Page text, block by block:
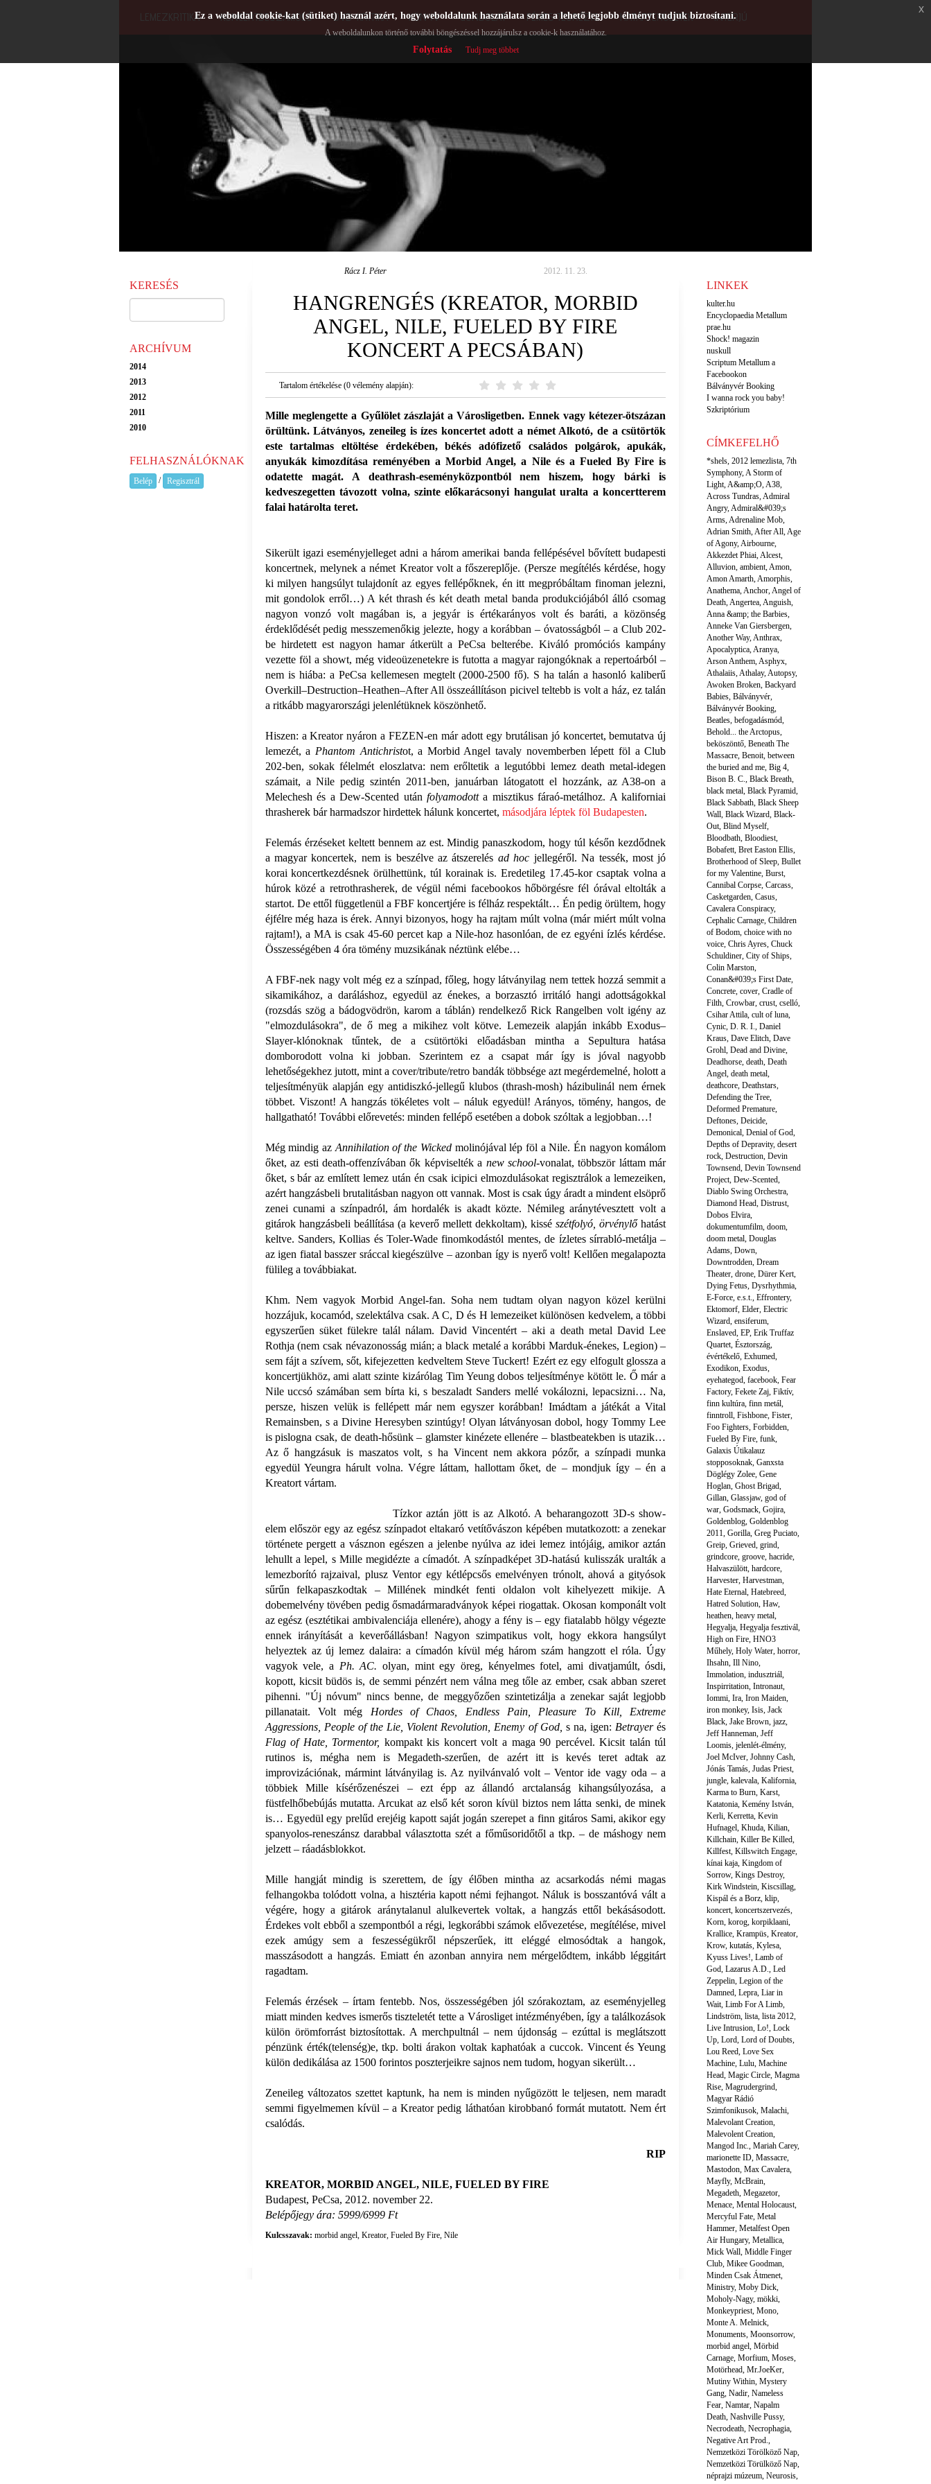
LEMEZKRITIKA KONCERTBESZÁMOLÓ DVD-KRITIKA KÖNYV GONDOLAT FÉMES TEORÉZIS HATÁRTERÜLETEK INTERJÚ
Rácz I. Péter 2012. 11. 23.
HANGRENGÉS (KREATOR, MORBID
ANGEL, NILE, FUELED BY FIRE
KONCERT A PECSÁBAN)
Tartalom értékelése (0 vélemény alapján):
Mille meglengette a Gyűlölet zászlaját a Városligetben. Ennek vagy kétezer-ötszázan
örültünk. Látványos, zeneileg is ízes koncertet adott a német Alkotó, de a csütörtök
este tartalmas eltöltése érdekében, békés adófizető családos polgárok, apukák,
anyukák kimozdítása reményében a Morbid Angel, a Nile és a Fueled By Fire is
odatette magát. A deathrash-eseményközpontból nem hiszem, hogy bárki is
kedveszegetten távozott volna, szinte előkarácsonyi hangulat uralta a koncertterem
falai határolta teret.
Sikerült igazi eseményjelleget adni a három amerikai banda fellépésével bővített budapesti
koncertnek, melynek a német Kreator volt a főszereplője. (Persze megítélés kérdése, hogy
ki milyen hangsúlyt tulajdonít az egyes fellépőknek, én itt megpróbáltam finoman jelezni,
mit gondolok erről…) A két thrash és két death metal banda produkciójából álló csomag
nagyon vonzó volt magában is, a jegyár is értékarányos volt és baráti, a közönség
érdeklődését pedig messzemenőkig jelezte, hogy a korábban – óvatosságból – a Club 202-
be hirdetett est nagyon hamar átkerült a PeCsa belterébe. Kiváló promóciós kampány
vezette föl a showt, még videoüzenetekre is futotta a magyar rajongóknak a repertoárból –
nem is hiába: a PeCsa kellemesen megtelt (2000-2500 fő). S ha talán a hasonló kaliberű
Overkill–Destruction–Heathen–After All összeállításon picivel teltebb is volt a ház, ez talán
a ritkább magyarországi jelenlétüknek köszönhető.
Hiszen: a Kreator nyáron a FEZEN-en már adott egy brutálisan jó koncertet, bemutatva új
lemezét, a Phantom Antichristot, a Morbid Angel tavaly novemberben lépett föl a Club
202-ben, sokak félelmét eloszlatva: nem erőltetik a legutóbbi lemez death metal-idegen
számait, a Nile pedig szintén 2011-ben, januárban látogatott el hozzánk, az A38-on a
Melechesh és a Dew-Scented után folyamodotta misztikus fáraó-metálhoz. A kaliforniai
thrasherek bár harmadszor hirdettek hálunk koncertet, másodjára léptek föl Budapesten.
Felemás érzéseket keltett bennem az est. Mindig panaszkodom, hogy túl későn kezdődnek
a magyar koncertek, nem is beszélve az átszerelés ad hoc jellegéről. Na tessék, most jó
korai koncertkezdésnek örülhettünk, túl korainak is. Eredetileg 17.45-kor csaptak volna a
húrok közé a retrothrasherek, de végül némi facebookos hőbörgésre fél órával eltolták a
startot. De ettől függetlenül a FBF koncertjére is félház respektált… Én pedig örültem, hogy
éjfélre még haza is érek. Annyi bizonyos, hogy ha rajtam múlt volna (már miért múlt volna
rajtam!), a MA is csak 45-60 percet kap a Nile-hoz hasonlóan, de ez egyéni ízlés kérdése.
Összességében 4 óra tömény muzsikának néztünk elébe…
A FBF-nek nagy volt még ez a színpad, főleg, hogy látványilag nem tettek hozzá semmit a
sikamikához, a daráláshoz, egyedül az énekes, a borzasztó irritáló hangi adottságokkal
(rozsdás szög a bádogvödrön, karom a táblán) rendelkező Rick Rangelben volt igény az
"elmozdulásokra", de ő meg a mikihez volt kötve. Lemezeik alapján inkább Exodus–
Slayer-klónoknak tűntek, de a csütörtöki előadásban mintha a Sepultura hatása
domborodott volna ki jobban. Szerintem ez a csapat már így is jóval nagyobb
lehetőségekhez jutott, mint a cover/tribute/retro bandák többsége azt megérdemelné, holott a
teljesítményük alapján egy antidiszkó-jellegű klubos (thrash-mosh) házibulinál nem érnek
többet. Viszont! A hangzás tökéletes volt – náluk egyedül! Arányos, tömény, hangos, de
hallgatható! További előrevetés: minden fellépő esetében a dobok szóltak a legjobban…!
Még mindig az Annihilation of the Wickedmolinójával lép föl a Nile. Én nagyon komálom
őket, az esti death-offenzívában ők képviselték a new school-vonalat, többször láttam már
őket, s bár az említett lemez után én csak icipici elmozdulásokat regisztrálok a lemezeiken,
azért hangzásbeli brutalitásban nagyon ott vannak. Most is csak úgy áradt a mindent elsöprő
zenei cunami a színpadról, ám hordalék is akadt közte. Némileg aránytévesztett volt a
gitárok hangzásbeli beállítása (a keverő mellett dekkoltam), kissészétfolyó, örvénylőhatást
keltve. Sanders, Kollias és Toler-Wade finomkodástól mentes, de ízletes sírrabló-metálja –
az igen fiatal basszer sráccal kiegészülve – azonban így is nyerő volt! Kellően megalapozta
fülileg a továbbiakat.
Khm. Nem vagyok Morbid Angel-fan. Soha nem tudtam olyan nagyon közel kerülni
hozzájuk, kocamód, szelektálva csak. A C, D és H lemezeiket különösen kedvelem, a többi
egyszerűen süket fülekre talál nálam. David Vincentért – aki a death metal David Lee
Rothja (nem csak névazonosság mián; a black metalé a korábbi Marduk-énekes, Legion) –
sem fájt a szívem, sőt, kifejezetten kedveltem Steve Tuckert! Ezért ez egy elfogult glossza a
koncertjükhöz, ami alatt szinte kizárólag Tim Yeung dobos teljesítménye kötött le. Ő már a
Nile uccsó számában sem bírta ki, s beszaladt Sanders mellé vokálozni, lepacsizni… Na,
persze, hiszen velük is fellépett már nem egyszer korábban! Imádtam a játékát a Vital
Remainsben, s a Divine Heresyben szintúgy! Olyan látványosan dobol, hogy Tommy Lee
is pislogna csak, de death-hősünk – glamster kinézete ellenére – blastbeatekben is utazik…
Az ő hangzásuk is maszatos volt, s ha Vincent nem akkora pózőr, a színpadi munka
egyedül Yeungra hárult volna. Végre láttam, hallottam őket, de – mondjuk így – én a
Kreatort vártam.
Tízkor aztán jött is az Alkotó. A beharangozott 3D-s show-
elem először egy az egész színpadot eltakaró vetítővászon képében mutatkozott: a zenekar
története pergett a vásznon egészen a jelenbe nyúlva az idei lemez intójáig, amikor aztán
lehullt a lepel, s Mille megidézte a címadót. A színpadképet 3D-hatású kulisszák uralták a
lemezborító rajzaival, plusz Ventor egy kétlépcsős emelvényen trónolt, ahová a gityósok
sűrűn felkapaszkodtak – Millének mindkét fenti oldalon volt kihelyezett mikije. A
dobemelvény tövében pedig ősmadármaradványok képei riogattak. Okosan komponált volt
az egész (esztétikai ambivalenciája ellenére), ahogy a fény is – egy fiatalabb hölgy végezte
ennek irányítását a keverőállásban! Nagyon szimpatikus volt, hogy ekkora hangsúlyt
helyeztek az új lemez dalaira: a címadón kívül még három szám hangzott el róla. Úgy
vagyok vele, a Ph. AC. olyan, mint egy öreg, kényelmes fotel, ami divatjamúlt, ósdi,
kopott, kicsit büdös is, de semmi pénzért nem válna meg tőle az ember, csak abban szeret
pihenni. "Új nóvum" nincs benne, de meggyőzően szintetizálja a zenekar saját legjobb
pillanatait. Volt még Hordes of Chaos, Endless Pain, Pleasure To Kill, Extreme
Aggressions, People of the Lie, Violent Revolution, Enemy of God, s na, igen: Betrayerés
Flag of Hate, Tormentor, kompakt kis koncert volt a maga 90 percével. Kicsit talán túl
rutinos is, mégha nem is Megadeth-szerűen, de azért itt is kevés teret adtak az
improvizációnak, mármint látványilag is. Az nyilvánvaló volt – Ventor ide vagy oda – a
többiek Mille kísérőzenészei – ezt épp az állandó arctalanság kihangsúlyozása, a
füstfelhőbebújás mutatta. Arcukat az első két soron kívül biztos nem látta senki, de minek
is… Egyedül egy prelűd erejéig kapott saját jogán szerepet a finn gitáros Sami, akikor egy
spanyolos-reneszánsz darabbal választotta szét a főműsoridőtől a tkp. – de máshogy nem
jelzett – ráadásblokkot.
Mille hangját mindig is szerettem, de így élőben mintha az acsarkodás némi magas
felhangokba tolódott volna, a hisztéria kapott némi fejhangot. Náluk is bosszantóvá vált a
végére, hogy a gitárok aránytalanul alulkevertek voltak, a hangzás ettől bekásásodott.
Érdekes volt ebből a szempontból a régi, legkorábbi számok elővezetése, megítélése, mivel
ezek amúgy sem a feszességükről népszerűek, itt eléggé elmosódtak a hangok,
masszásodott a hangzás. Emiatt én azonban annyira nem mérgelődtem, inkább léggitárt
ragadtam.
Felemás érzések – írtam fentebb. Nos, összességében jól szórakoztam, az eseményjelleg
miatt minden kedves ismerős tiszteletét tette a Városliget intézményében, így a találkozások
külön örömforrást biztosítottak. A merchpultnál – nem újdonság – ezúttal is meglátszott
pénzünk érték(telenség)e, tkp. bolti árakon voltak kaphatóak a cuccok. Vincent és Yeung
külön dedikálása az 1500 forintos poszterjeikre sajnos nem tudom, hogyan sikerült…
Zeneileg változatos szettet kaptunk, ha nem is minden nyűgözött le teljesen, nem maradt
semmi figyelmemen kívül – a Kreator pedig láthatóan kirobbanó formát mutatott. Nem ért
csalódás.
RIP
KREATOR, MORBID ANGEL, NILE, FUELED BY FIRE
Budapest, PeCsa, 2012. november 22.
Belépőjegy ára: 5999/6999 Ft
Kulcsszavak: morbid angel, Kreator, Fueled By Fire, Nile
KERESÉS
ARCHÍVUM
2014
2013
2012
2011
2010
FELHASZNÁLÓKNAK
Belép / Regisztrál
LINKEK
kulter.hu
Encyclopaedia Metallum
prae.hu
Shock! magazin
nuskull
Scriptum Metallum a
Facebookon
Bálványvér Booking
I wanna rock you baby!
Szkriptórium
CÍMKEFELHŐ
*shels,2012 lemezlista,7th
Symphony,A Storm of
Light,A&amp;O,A38,
Across Tundras,Admiral
Angry,Admiral&#039;s
Arms,Adrenaline Mob,
Adrian Smith,After All,Age
of Agony,Airbourne,
Akkezdet Phiai,Alcest,
Alluvion,ambient,Amon,
Amon Amarth,Amorphis,
Anathema,Anchor,Angel of
Death,Angertea,Anguish,
Anna &amp; the Barbies,
Anneke Van Giersbergen,
Another Way,Anthrax,
Apocalyptica,Aranya,
Arson Anthem,Asphyx,
Athalaiis,Athalay,Autopsy,
Awoken Broken,Backyard
Babies,Bálványvér,
Bálványvér Booking,
Beatles,befogadásmód,
Behold... the Arctopus,
beköszöntő,Beneath The
Massacre,Benoit,between
the buried and me,Big 4,
Bison B. C.,Black Breath,
black metal,Black Pyramid,
Black Sabbath,Black Sheep
Wall,Black Wizard,Black-
Out,Blind Myself,
Bloodbath,Bloodiest,
Bobafett,Bret Easton Ellis,
Brotherhood of Sleep,Bullet
for my Valentine,Burst,
Cannibal Corpse,Carcass,
Casketgarden,Casus,
Cavalera Conspiracy,
Cephalic Carnage,Children
of Bodom,choice with no
voice,Chris Ayres,Chuck
Schuldiner,City of Ships,
Colin Marston,
Conan&#039;s First Date,
Concrete,cover,Cradle of
Filth,Crowbar,crust,cselló,
Csihar Attila,cult of luna,
Cynic,D. R. I.,Daniel
Kraus,Dave Elitch,Dave
Grohl,Dead and Divine,
Deadhorse,death,Death
Angel,death metal,
deathcore,Deathstars,
Defending the Tree,
Deformed Premature,
Deftones,Deicide,
Demonical,Denial of God,
Depths of Depravity,desert
rock,Destruction,Devin
Townsend,Devin Townsend
Project,Dew-Scented,
Diablo Swing Orchestra,
Diamond Head,Distrust,
Dobos Elvira,
dokumentumfilm,doom,
doom metal,Douglas
Adams,Down,
Downtrodden,Dream
Theater,drone,Dürer Kert,
Dying Fetus,Dysrhythmia,
E-Force,e.s.t.,Effrontery,
Ektomorf,Elder,Electric
Wizard,ensiferum,
Enslaved,EP,Erik Truffaz
Quartet,Észtország,
évértékelő,Exhumed,
Exodikon,Exodus,
eyehategod,facebook,Fear
Factory,Fekete Zaj,Fiktív,
finn kultúra,finn metál,
finntroll,Fishbone,Fister,
Foo Fighters,Forbidden,
Fueled By Fire,funk,
Galaxis Útikalauz
stopposoknak,Ganxsta
Döglégy Zolee,Gene
Hoglan,Ghost Brigad,
Gillan,Glassjaw,god of
war,Godsmack,Gojira,
Goldenblog,Goldenblog
2011,Gorilla,Greg Puciato,
Greip,Grieved,grind,
grindcore,groove,hacride,
Halvaszülött,hardcore,
Harvester,Harvestman,
Hate Eternal,Hatebreed,
Hatred Solution,Haw,
heathen,heavy metal,
Hegyalja,Hegyalja fesztivál,
High on Fire,HNO3
Műhely,Holy Water,horror,
Ihsahn,Ill Nino,
Immolation,indusztriál,
Inspirritation,Intronaut,
Iommi,Ira,Iron Maiden,
iron monkey,Isis,Jack
Black,Jake Brown,jazz,
Jeff Hanneman,Jeff
Loomis,jelenlét-élmény,
Joel McIver,Johnny Cash,
Jónás Tamás,Judas Priest,
jungle,kalevala,Kalifornia,
Karma to Burn,Karst,
Katatonia,Kemény István,
Kerli,Kerretta,Kevin
Hufnagel,Khuda,Kilian,
Killchain,Killer Be Killed,
Killfest,Killswitch Engage,
kínai kaja,Kingdom of
Sorrow,Kings Destroy,
Kirk Windstein,Kiscsillag,
Kispál és a Borz,klip,
koncert,koncertszervezés,
Korn,korog,korpiklaani,
Krallice,Krampüs,Kreator,
Krow,kutatás,Kylesa,
Kyuss Lives!,Lamb of
God,Lazarus A.D.,Led
Zeppelin,Legion of the
Damned,Lepra,Liar in
Wait,Limb For A Limb,
Lindström,lista,lista 2012,
Live Intrusion,Lo!,Lock
Up,Lord,Lord of Doubts,
Lou Reed,Love Sex
Machine,Lulu,Machine
Head,Magic Circle,Magma
Rise,Magrudergrind,
Magyar Rádió
Szimfonikusok,Malachi,
Malevolant Creation,
Malevolent Creation,
Mangod Inc.,Mariah Carey,
marionette ID,Massacre,
Mastodon,Max Cavalera,
Mayfly,McBrain,
Megadeth,Megazetor,
Menace,Mental Holocaust,
Mercyful Fate,Metal
Hammer,Metalfest Open
Air Hungary,Metallica,
Mick Wall,Middle Finger
Club,Mikee Goodman,
Minden Csak Átmenet,
Ministry,Moby Dick,
Moholy-Nagy,mökki,
Monkeypriest,Mono,
Monte A. Melnick,
Monuments,Moonsorrow,
morbid angel,Mörbid
Carnage,Morfium,Moses,
Motörhead,Mr.JoeKer,
Mutiny Within,Mystery
Gang,Nadir,Nameless
Fear,Namtar,Napalm
Death,Nashville Pussy,
Necrodeath,Necrophagia,
Negative Art Prod.,
Nemzetközi Törölköző Nap,
Nemzetközi Törülköző Nap,
néprajzi múzeum,Neurosis,
Ez a weboldal cookie-kat (sütiket) használ azért, hogy weboldalunk használata során a lehető legjobb élményt tudjuk biztosítani.
A weboldalunkon történő további böngészéssel hozzájárulsz a cookie-k használatához.
Folytatás Tudj meg többet
x